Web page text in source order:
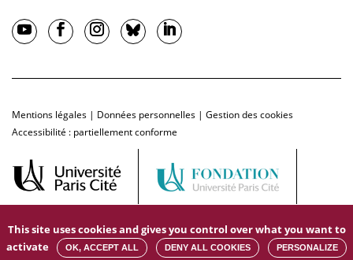
Mentions légales | Données personnelles | Gestion des cookies
Accessibilité : partiellement conforme
This site uses cookies and gives you control over what you want to
activate
OK, ACCEPT ALL DENY ALL COOKIES PERSONALIZE